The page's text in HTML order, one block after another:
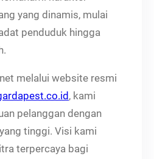
yang dinamis, mulai
penduduk hingga
melalui website resmi
, kami
pelanggan dengan
tinggi. Visi kami
terpercaya bagi